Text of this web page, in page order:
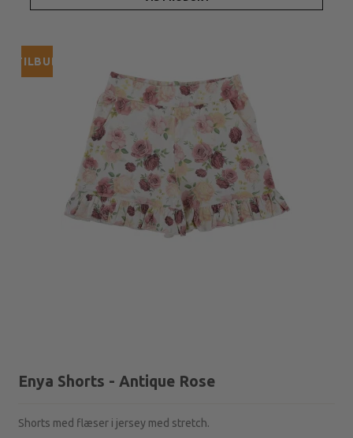
TILBUD
Enya Shorts - Antique Rose
Shorts med flæser i jersey med stretch.